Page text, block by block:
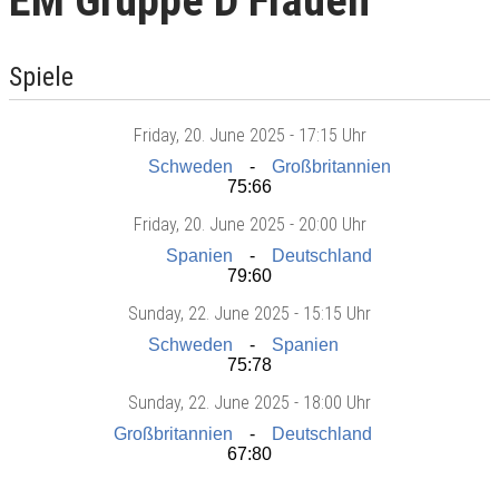
Spiele
Friday, 20. June 2025 - 17:15 Uhr
Schweden
Großbritannien
75:66
Friday, 20. June 2025 - 20:00 Uhr
Spanien
Deutschland
79:60
Sunday, 22. June 2025 - 15:15 Uhr
Schweden
Spanien
75:78
Sunday, 22. June 2025 - 18:00 Uhr
Großbritannien
Deutschland
67:80